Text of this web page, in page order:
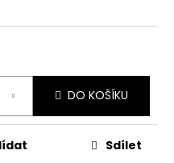
DO KOŠÍKU
Sdílet